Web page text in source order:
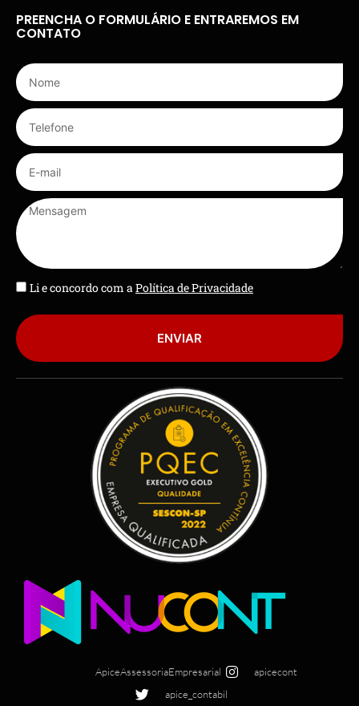
PREENCHA O FORMULÁRIO E ENTRAREMOS EM
CONTATO
Li e concordo com aPolítica de Privacidade
ENVIAR
ApiceAssessoriaEmpresarial
apicecont
apice_contabil